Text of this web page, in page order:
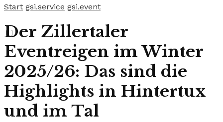
Start gsi.service gsi.event
Der Zillertaler
Eventreigen im Winter
2025/26: Das sind die
Highlights in Hintertux
und im Tal